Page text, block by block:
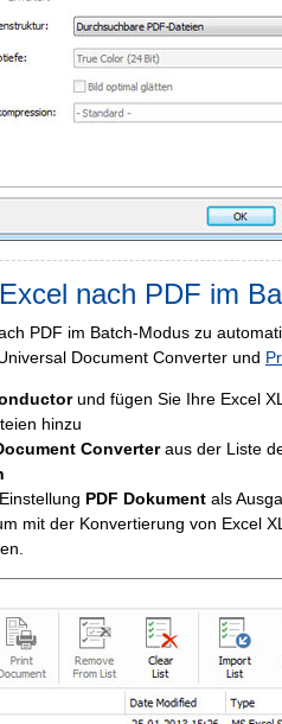
nach PDF im
PDF im Batch-Modus zu
Document Converter und
und fügen Sie Ihre Excel
hinzu
Converteraus der Liste
PDF Dokument als
um mit der Konvertierung von Excel